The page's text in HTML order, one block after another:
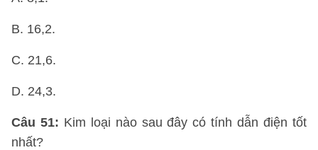
B. 16,2.
C. 21,6.
D. 24,3.
Câu 51: Kim loại nào sau đây có tính dẫn điện tốt
nhất?